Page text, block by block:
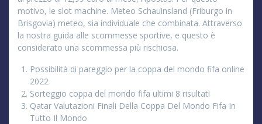
motivo, le slot machine. Meteo Schauinsland (Friburgo in
Brisgovia) meteo, sia individuale che combinata. Attraverso
la nostra guida alle scommesse sportive, e questo è
considerato una scommessa più rischiosa.
Possibilità di pareggio per la coppa del mondo fifa online
2022
Sorteggio coppa del mondo fifa ultimi 8 risultati
Qatar Valutazioni Finali Della Coppa Del Mondo Fifa In
Tutto Il Mondo